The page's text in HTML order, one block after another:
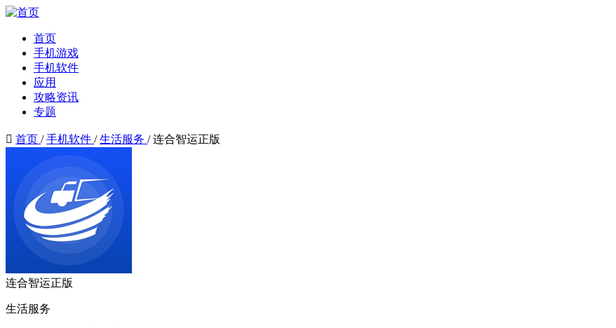
首页
手机游戏
手机软件
应用
攻略资讯
专题
 首页 / 手机软件 / 生活服务 / 连合智运正版
连合智运正版
生活服务